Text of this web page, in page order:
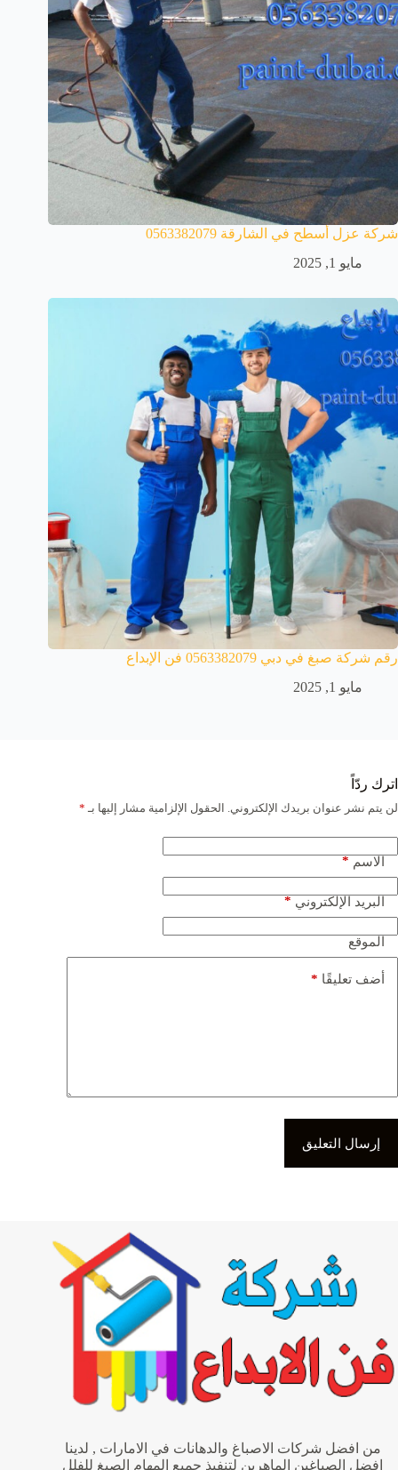
شركة عزل أسطح في الشارقة 0563382079
مايو 1, 2025
رقم شركة صبغ في دبي 0563382079 فن الإبداع
مايو 1, 2025
اترك ردّاً
لن يتم نشر عنوان بريدك الإلكتروني. الحقول الإلزامية مشار إليها بـ *
الاسم *
البريد الإلكتروني *
الموقع
أضف تعليقًا *
إرسال التعليق
من افضل شركات الاصباغ والدهانات في الامارات , لدينا
افضل الصباغين الماهرين لتنفيذ جميع المهام الصبغ للفلل